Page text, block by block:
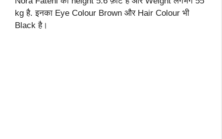
kg है. इनका Eye Colour Brown और Hair Colour भी
Black है।